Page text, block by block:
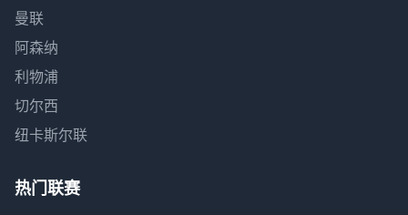
曼联
阿森纳
利物浦
切尔西
纽卡斯尔联
热门联赛